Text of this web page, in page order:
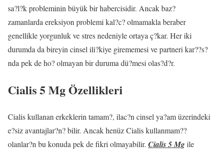
sa?l?k probleminin büyük bir habercisidir. Ancak baz?
zamanlarda ereksiyon problemi kal?c? olmamakla beraber
genellikle yorgunluk ve stres nedeniyle ortaya ç?kar. Her iki
durumda da bireyin cinsel ili?kiye girememesi ve partneri kar??s?
nda pek de ho? olmayan bir duruma dü?mesi olas?d?r.
Cialis 5 Mg Özellikleri
Cialis kullanan erkeklerin tamam?, ilac?n cinsel ya?am üzerindeki
e?siz avantajlar?n? bilir. Ancak henüz Cialis kullanmam??
olanlar?n bu konuda pek de fikri olmayabilir. Cialis 5 Mgile